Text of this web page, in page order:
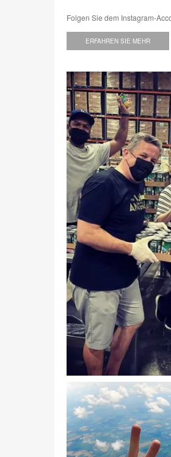
Folgen Sie dem Instagram-
ERFAHREN SIE MEHR
Bild herunterladen